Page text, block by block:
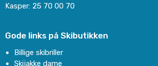
Kasper: 25 70 00 70
Gode links på Skibutikken
Billige skibriller
Skijakke dame